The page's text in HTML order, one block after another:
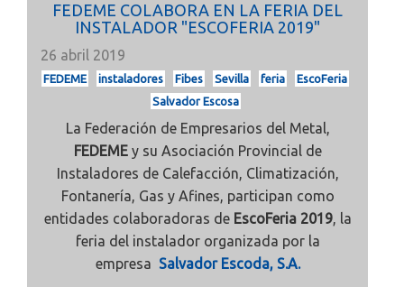
FEDEME COLABORA EN LA FERIA DEL
INSTALADOR "ESCOFERIA 2019"
26 abril 2019
FEDEME instaladores Fibes Sevilla feria
EscoFeria
Salvador Escosa
La Federación de Empresarios del Metal,
FEDEMEy su Asociación Provincial de
Instaladores de Calefacción, Climatización,
Fontanería, Gas y Afines, participan como
entidades colaboradoras de EscoFeria 2019, la
feria del instalador organizada por la
empresa Salvador Escoda, S.A.